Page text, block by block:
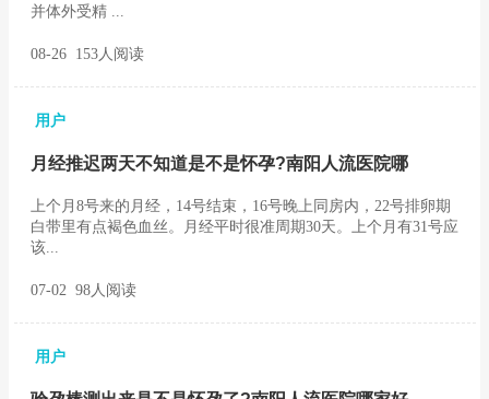
并体外受精 ...
08-26 153人阅读
用户
月经推迟两天不知道是不是怀孕?南阳人流医院哪
上个月8号来的月经，14号结束，16号晚上同房内，22号排卵期
白带里有点褐色血丝。月经平时很准周期30天。上个月有31号应
该...
07-02 98人阅读
用户